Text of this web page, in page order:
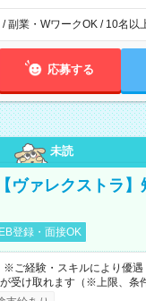
副業・WワークOK / 10名以
応募する
未読
ヴァレクストラ】
登録・面接OK
ご経験・スキルにより優遇
受け取れます（※上限、条